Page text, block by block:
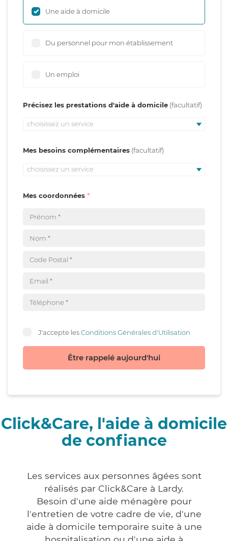
Une aide à domicile
Du personnel pour mon établissement
Un emploi
Précisez les prestations d'aide à domicile
choisissez un service
Mes besoins complémentaires
choisissez un service
Mes coordonnées
J'accepte lesConditions Générales d'Utilisation
Être rappelé aujourd'hui
Click&Care, l'aide à domicile
de confiance
Les services aux personnes âgées sont
réalisés par Click&Care à Lardy.
Besoin d'une aide ménagère pour
l'entretien de votre cadre de vie, d'une
aide à domicile temporaire suite à une